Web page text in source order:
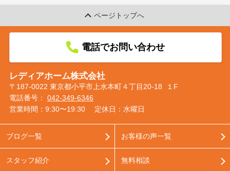
ページトップへ
電話でお問い合わせ
レディアホーム株式会社
〒187-0022 東京都小平市上水本町４丁目20-18 １F
電話番号： 042-349-6346
営業時間：9:30〜19:30
定休日：水曜日
ブログ一覧
スタッフ紹介
お客様の声一覧
無料相談